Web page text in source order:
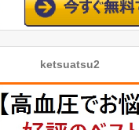
ketsuatsu2